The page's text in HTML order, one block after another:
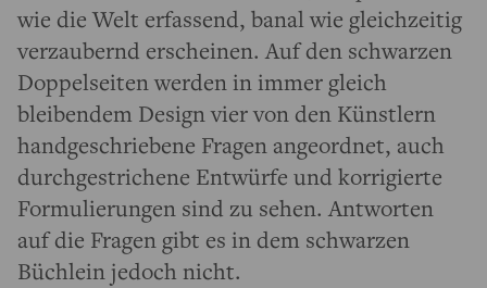
wie die Welt erfassend, banal wie gleichzeitig
verzaubernd erscheinen. Auf den schwarzen
Doppelseiten werden in immer gleich
bleibendem Design vier von den Künstlern
handgeschriebene Fragen angeordnet, auch
durchgestrichene Entwürfe und korrigierte
Formulierungen sind zu sehen. Antworten
auf die Fragen gibt es in dem schwarzen
Büchlein jedoch nicht.